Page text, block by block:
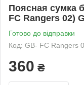
Поясная сумка
FC Rangers 02)
Готово до відправки
Код: GB- FC Rangers
360 ₴